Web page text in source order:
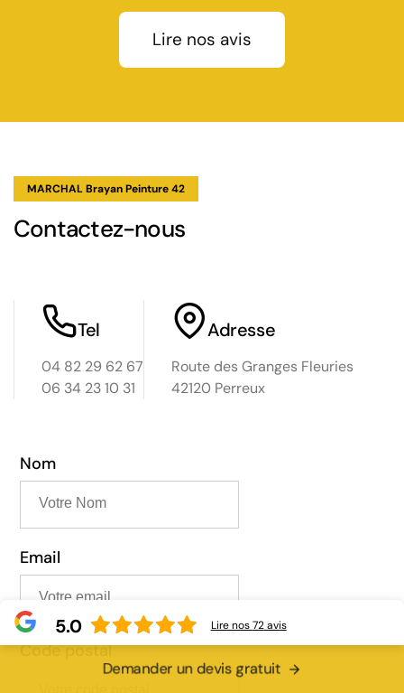
Lire nos avis
MARCHAL Brayan Peinture 42
Contactez-nous
Tel
04 82 29 62 67
06 34 23 10 31
Adresse
Route des Granges Fleuries
42120 Perreux
Nom
Email
Code postal
Demander un devis gratuit
5.0 Lire nos72avis